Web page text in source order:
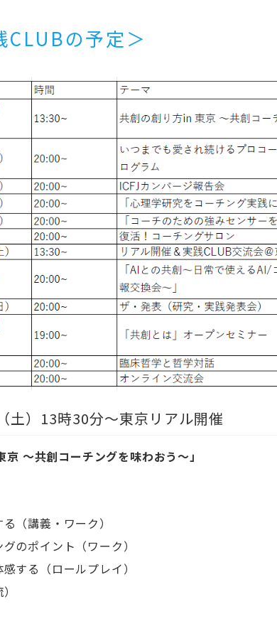
CLUBの予定＞
土） 13時30分～東京リアル開催
京 〜共創コーチングを味わおう〜」
（講義・ワーク）
のポイント（ワーク）
する（ロールプレイ）